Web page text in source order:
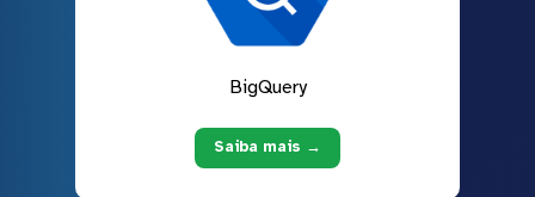
BigQuery
Saiba mais →